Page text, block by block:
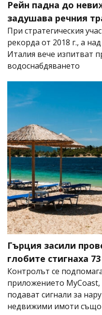
Рейн падна до
задушава речния
При стратегическия
рекорда от 2018 г., а
Италия вече изпитват
водоснабдяването
Гърция засили
глобите стигнаха
Контролът се
приложението
подават сигнали за
недвижими имоти